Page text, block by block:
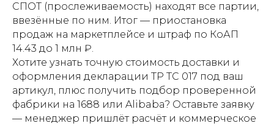
СПОТ (прослеживаемость) находят все партии,
ввезённые по ним. Итог — приостановка
продаж на маркетплейсе и штраф по КоАП
14.43 до 1 млн ₽.
Хотите узнать точную стоимость доставки и
оформления декларации ТР ТС 017 под ваш
артикул, плюс получить подбор проверенной
фабрики на 1688 или Alibaba? Оставьте заявку
— менеджер пришлёт расчёт и коммерческое